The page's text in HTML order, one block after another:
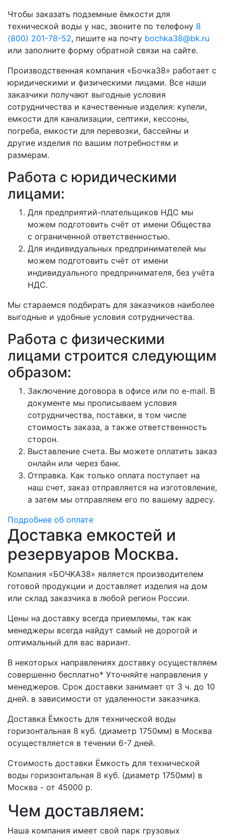
Чтобы заказать подземные ёмкости для
технической воды у нас, звоните по телефону 8
(800) 201-78-52, пишите на почту bochka38@bk.ru
или заполните форму обратной связи на сайте.
Производственная компания «Бочка38» работает с
юридическими и физическими лицами. Все наши
заказчики получают выгодные условия
сотрудничества и качественные изделия: купели,
емкости для канализации, септики, кессоны,
погреба, емкости для перевозки, бассейны и
другие изделия по вашим потребностям и
размерам.
Работа с юридическими
лицами:
Для предприятий-плательщиков НДС мы
можем подготовить счёт от имени Общества
с ограниченной ответственностью.
Для индивидуальных предпринимателей мы
можем подготовить счёт от имени
индивидуального предпринимателя, без учёта
НДС.
Мы стараемся подбирать для заказчиков наиболее
выгодные и удобные условия сотрудничества.
Работа с физическими
лицами строится следующим
образом:
Заключение договора в офисе или по e-mail. В
документе мы прописываем условия
сотрудничества, поставки, в том числе
стоимость заказа, а также ответственность
сторон.
Выставление счета. Вы можете оплатить заказ
онлайн или через банк.
Отправка. Как только оплата поступает на
наш счет, заказ отправляется на изготовление,
а затем мы отправляем его по вашему адресу.
Подробнее об оплате
Доставка емкостей и
резервуаров Москва.
Компания «БОЧКА38» является производителем
готовой продукции и доставляет изделия на дом
или склад заказчика в любой регион России.
Цены на доставку всегда приемлемы, так как
менеджеры всегда найдут самый не дорогой и
оптимальный для вас вариант.
В некоторых направлениях доставку осуществляем
совершенно бесплатно* Уточняйте направления у
менеджеров. Срок доставки занимает от 3 ч. до 10
дней. в зависимости от удаленности заказчика.
Доставка Ёмкость для технической воды
горизонтальная 8 куб. (диаметр 1750мм) в Москва
осуществляется в течении 6-7 дней.
Стоимость доставки Ёмкость для технической
воды горизонтальная 8 куб. (диаметр 1750мм) в
Москва - от 45000 р.
Чем доставляем:
Наша компания имеет свой парк грузовых